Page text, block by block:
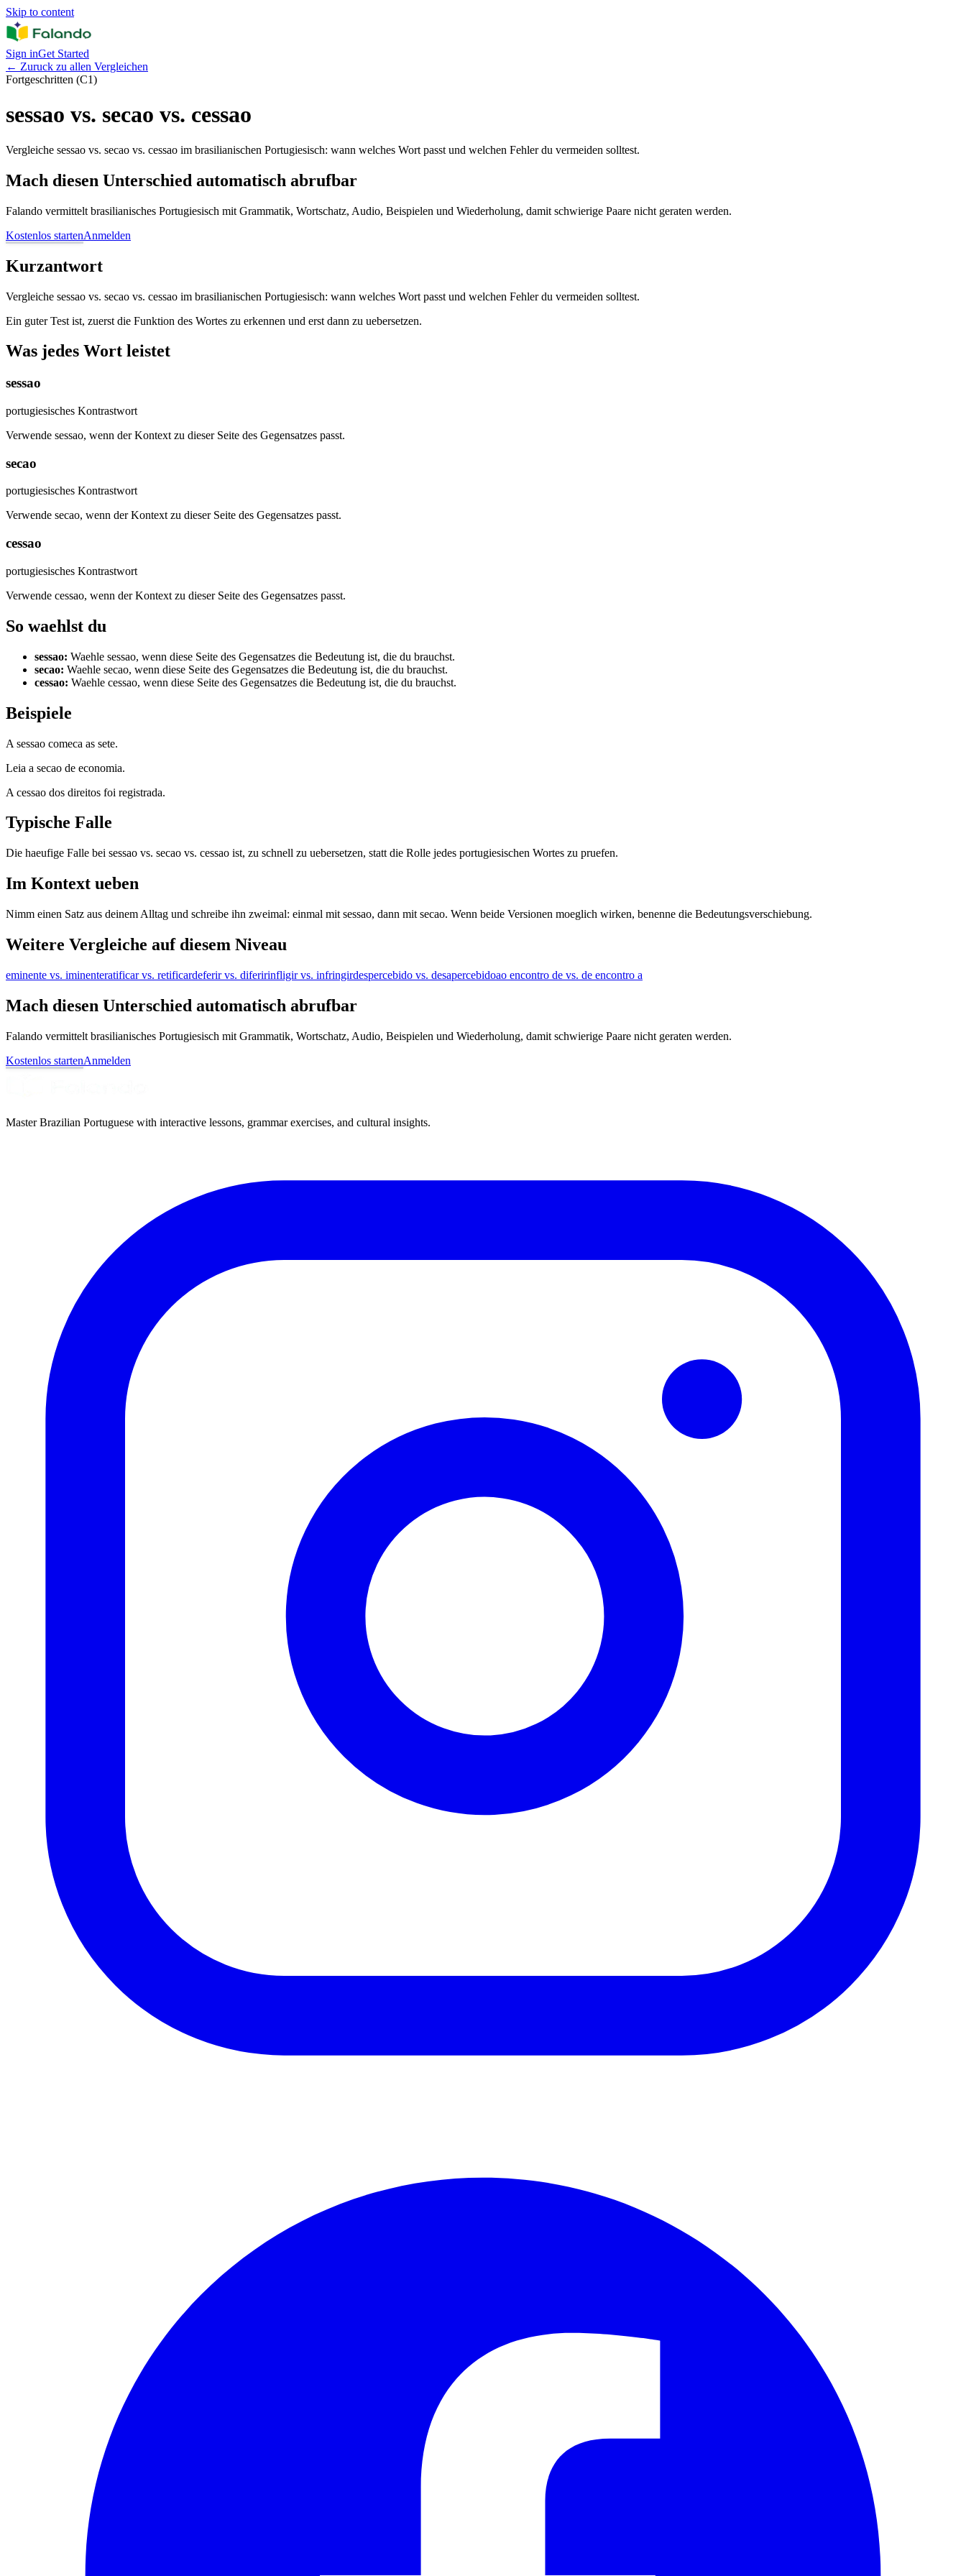
Skip to content
Sign inGet Started
← Zuruck zu allen Vergleichen
Fortgeschritten (C1)
sessao vs. secao vs. cessao
Vergleiche sessao vs. secao vs. cessao im brasilianischen Portugiesisch: wann welches Wort passt und welchen Fehler du vermeiden solltest.
Mach diesen Unterschied automatisch abrufbar
Falando vermittelt brasilianisches Portugiesisch mit Grammatik, Wortschatz, Audio, Beispielen und Wiederholung, damit schwierige Paare nicht geraten werden.
Kostenlos startenAnmelden
Kurzantwort
Vergleiche sessao vs. secao vs. cessao im brasilianischen Portugiesisch: wann welches Wort passt und welchen Fehler du vermeiden solltest.
Ein guter Test ist, zuerst die Funktion des Wortes zu erkennen und erst dann zu uebersetzen.
Was jedes Wort leistet
sessao
portugiesisches Kontrastwort
Verwende sessao, wenn der Kontext zu dieser Seite des Gegensatzes passt.
secao
portugiesisches Kontrastwort
Verwende secao, wenn der Kontext zu dieser Seite des Gegensatzes passt.
cessao
portugiesisches Kontrastwort
Verwende cessao, wenn der Kontext zu dieser Seite des Gegensatzes passt.
So waehlst du
sessao: Waehle sessao, wenn diese Seite des Gegensatzes die Bedeutung ist, die du brauchst.
secao: Waehle secao, wenn diese Seite des Gegensatzes die Bedeutung ist, die du brauchst.
cessao: Waehle cessao, wenn diese Seite des Gegensatzes die Bedeutung ist, die du brauchst.
Beispiele
A sessao comeca as sete.
Leia a secao de economia.
A cessao dos direitos foi registrada.
Typische Falle
Die haeufige Falle bei sessao vs. secao vs. cessao ist, zu schnell zu uebersetzen, statt die Rolle jedes portugiesischen Wortes zu pruefen.
Im Kontext ueben
Nimm einen Satz aus deinem Alltag und schreibe ihn zweimal: einmal mit sessao, dann mit secao. Wenn beide Versionen moeglich wirken, benenne die Bedeutungsverschiebung.
Weitere Vergleiche auf diesem Niveau
eminente vs. iminenteratificar vs. retificardeferir vs. diferirinfligir vs. infringirdespercebido vs. desapercebidoao encontro de vs. de encontro a
Mach diesen Unterschied automatisch abrufbar
Falando vermittelt brasilianisches Portugiesisch mit Grammatik, Wortschatz, Audio, Beispielen und Wiederholung, damit schwierige Paare nicht geraten werden.
Kostenlos startenAnmelden
Master Brazilian Portuguese with interactive lessons, grammar exercises, and cultural insights.